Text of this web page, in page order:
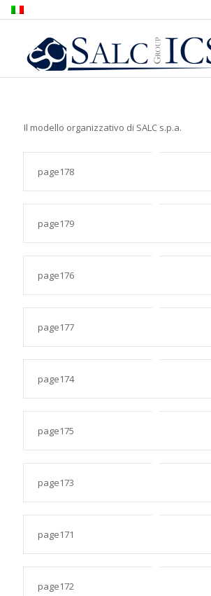
Il modello organizzativo di SALC s.p.a.
page178
page179
page176
page177
page174
page175
page173
page171
page172